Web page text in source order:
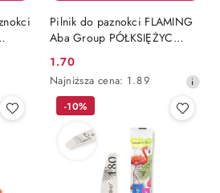
Pilnik do paznokci FLAMING
Aba Group PÓŁKSIĘŻYC
180/240 STANDARD
Cena
promocyjna:
1.70
Najniższa
cena
przed
Najniższa cena: 1.89
-10%